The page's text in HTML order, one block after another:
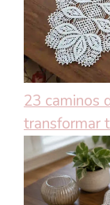
23 caminos
transformar